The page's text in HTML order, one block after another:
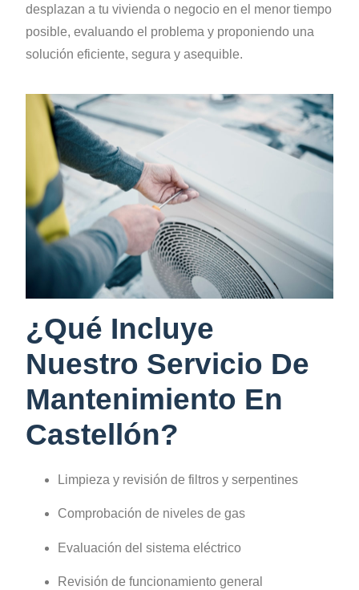
desplazan a tu vivienda o negocio en el menor tiempo
posible, evaluando el problema y proponiendo una
solución eficiente, segura y asequible.
¿Qué Incluye
Nuestro Servicio De
Mantenimiento En
Castellón?
Limpieza y revisión de filtros y serpentines
Comprobación de niveles de gas
Evaluación del sistema eléctrico
Revisión de funcionamiento general